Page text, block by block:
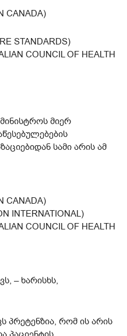
CANADA)
STANDARDS)
COUNCIL OF HEALTH
მიერ
სამი არის ამ
CANADA)
INTERNATIONAL)
COUNCIL OF HEALTH
– ხარისხს,
პრეტენზია, რომ ის არის